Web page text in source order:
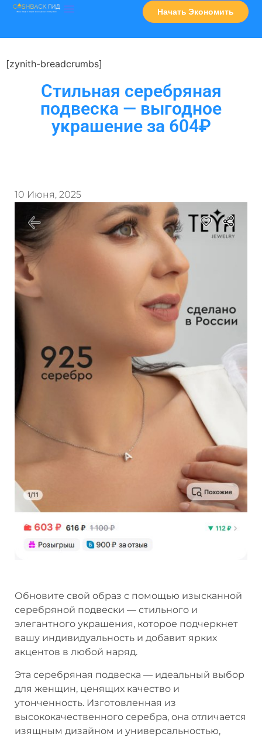
Начать Экономить
[zynith-breadcrumbs]
Стильная серебряная
подвеска — выгодное
украшение за 604₽
10 Июня, 2025
Обновите свой образ с помощью изысканной
серебряной подвески — стильного и
элегантного украшения, которое подчеркнет
вашу индивидуальность и добавит ярких
акцентов в любой наряд.
Эта серебряная подвеска — идеальный выбор
для женщин, ценящих качество и
утонченность. Изготовленная из
высококачественного серебра, она отличается
изящным дизайном и универсальностью,